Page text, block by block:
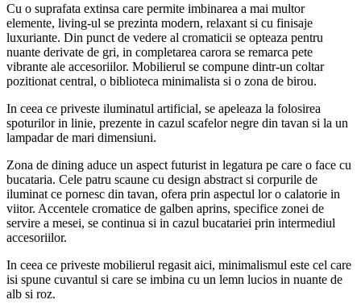
Cu o suprafata extinsa care permite imbinarea a mai multor
elemente, living-ul se prezinta modern, relaxant si cu finisaje
luxuriante. Din punct de vedere al cromaticii se opteaza pentru
nuante derivate de gri, in completarea carora se remarca pete
vibrante ale accesoriilor. Mobilierul se compune dintr-un coltar
pozitionat central, o biblioteca minimalista si o zona de birou.
In ceea ce priveste iluminatul artificial, se apeleaza la folosirea
spoturilor in linie, prezente in cazul scafelor negre din tavan si la un
lampadar de mari dimensiuni.
Zona de dining aduce un aspect futurist in legatura pe care o face cu
bucataria. Cele patru scaune cu design abstract si corpurile de
iluminat ce pornesc din tavan, ofera prin aspectul lor o calatorie in
viitor. Accentele cromatice de galben aprins, specifice zonei de
servire a mesei, se continua si in cazul bucatariei prin intermediul
accesoriilor.
In ceea ce priveste mobilierul regasit aici, minimalismul este cel care
isi spune cuvantul si care se imbina cu un lemn lucios in nuante de
alb si roz.